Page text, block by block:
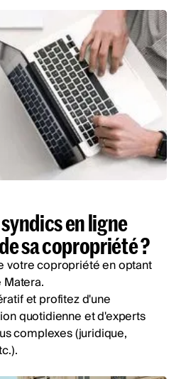
en ligne
sa copropriété ?
votre copropriété en optant
et profitez d'une
quotidienne et d'experts
complexes (juridique,